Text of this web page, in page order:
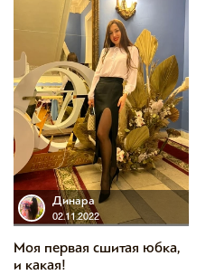
Динара
02.11.2022
Моя первая сшитая юбка,
и какая!